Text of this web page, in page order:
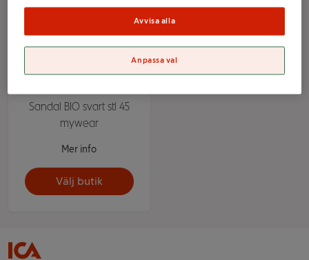
Sandal BIO svart stl 45
mywear
Mer info
Välj butik
Avvisa alla
Anpassa val